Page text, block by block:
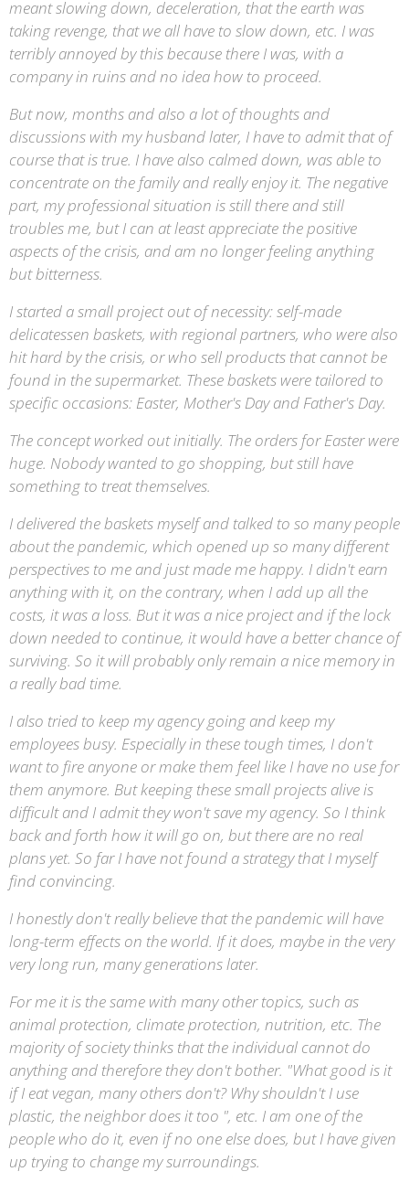
meant slowing down, deceleration, that the earth was
taking revenge, that we all have to slow down, etc. I was
terribly annoyed by this because there I was, with a
company in ruins and no idea how to proceed.
But now, months and also a lot of thoughts and
discussions with my husband later, I have to admit that of
course that is true. I have also calmed down, was able to
concentrate on the family and really enjoy it. The negative
part, my professional situation is still there and still
troubles me, but I can at least appreciate the positive
aspects of the crisis, and am no longer feeling anything
but bitterness.
I started a small project out of necessity: self-made
delicatessen baskets, with regional partners, who were also
hit hard by the crisis, or who sell products that cannot be
found in the supermarket. These baskets were tailored to
specific occasions: Easter, Mother's Day and Father's Day.
The concept worked out initially. The orders for Easter were
huge. Nobody wanted to go shopping, but still have
something to treat themselves.
I delivered the baskets myself and talked to so many people
about the pandemic, which opened up so many different
perspectives to me and just made me happy. I didn't earn
anything with it, on the contrary, when I add up all the
costs, it was a loss. But it was a nice project and if the lock
down needed to continue, it would have a better chance of
surviving. So it will probably only remain a nice memory in
a really bad time.
I also tried to keep my agency going and keep my
employees busy. Especially in these tough times, I don't
want to fire anyone or make them feel like I have no use for
them anymore. But keeping these small projects alive is
difficult and I admit they won't save my agency. So I think
back and forth how it will go on, but there are no real
plans yet. So far I have not found a strategy that I myself
find convincing.
I honestly don't really believe that the pandemic will have
long-term effects on the world. If it does, maybe in the very
very long run, many generations later.
For me it is the same with many other topics, such as
animal protection, climate protection, nutrition, etc. The
majority of society thinks that the individual cannot do
anything and therefore they don't bother. "What good is it
if I eat vegan, many others don't? Why shouldn't I use
plastic, the neighbor does it too ", etc. I am one of the
people who do it, even if no one else does, but I have given
up trying to change my surroundings.